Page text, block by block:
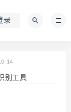
录
14
别工具